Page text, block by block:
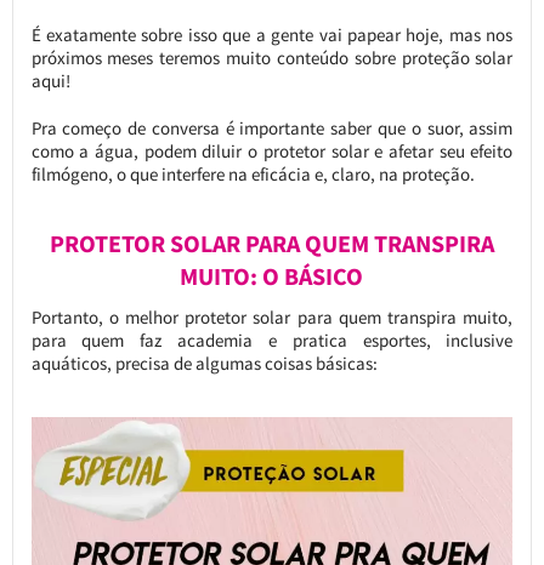
É exatamente sobre isso que a gente vai papear hoje, mas nos
próximos meses teremos muito conteúdo sobre proteção solar
aqui!
Pra começo de conversa é importante saber que o suor, assim
como a água, podem diluir o protetor solar e afetar seu efeito
filmógeno, o que interfere na eficácia e, claro, na proteção.
PROTETOR SOLAR PARA QUEM TRANSPIRA
MUITO: O BÁSICO
Portanto, o melhor protetor solar para quem transpira muito,
para quem faz academia e pratica esportes, inclusive
aquáticos, precisa de algumas coisas básicas: